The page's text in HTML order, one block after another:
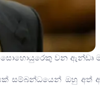
සොහොයුරෙකු වන ඇන්ඩෘ
සම්බන්ධයෙන් ඔහු අත්